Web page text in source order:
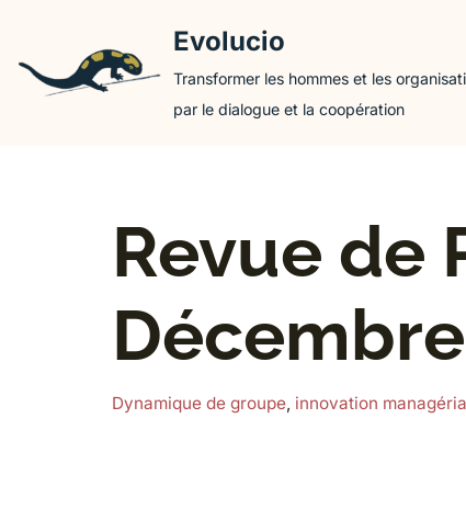
Aller
Evolucio
Transformer les hommes et les
par le dialogue et la coopération
Revue de
Dynamique de groupe, innovation